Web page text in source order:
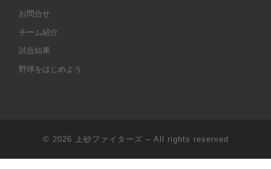
お問合せ
チーム紹介
試合結果
野球をはじめよう
© 2026 上砂ファイターズ – All rights reserved